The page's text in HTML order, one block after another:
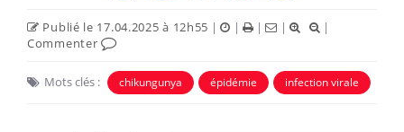
Publié le 17.04.2025 à 12h55 | | | |
|
Commenter
Mots clés : chikungunya épidémie infection virale